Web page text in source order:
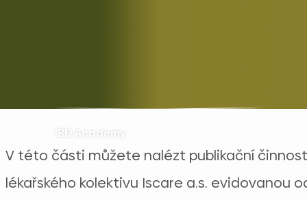
IBD Academy
V této části můžete nalézt publikační činnost
lékařského kolektivu Iscare a.s. evidovanou